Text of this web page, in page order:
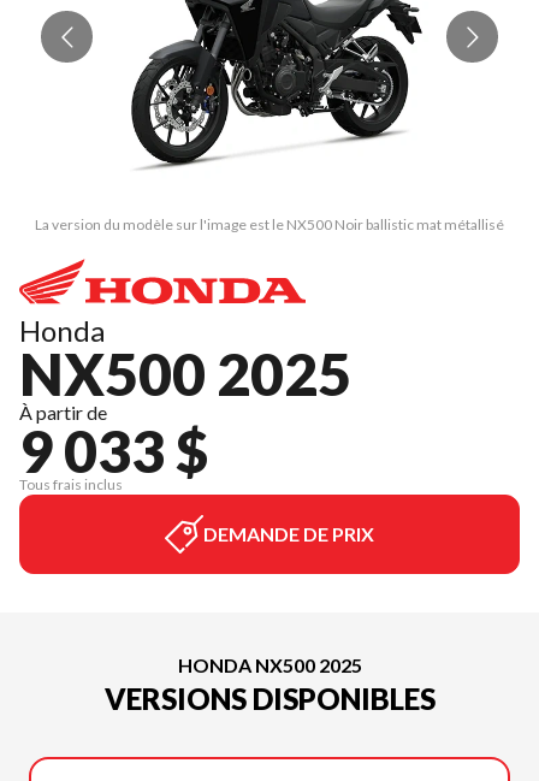
La version du modèle sur l'image est le NX500 Noir ballistic mat métallisé
Honda
NX500 2025
À partir de
9 033 $
Tous frais inclus
DEMANDE DE PRIX
HONDA NX500 2025
VERSIONS DISPONIBLES